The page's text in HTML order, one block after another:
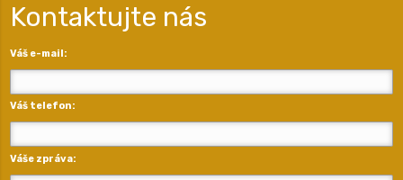
Kontaktujte nás
Váš e-mail:
Váš telefon:
Váše zpráva: